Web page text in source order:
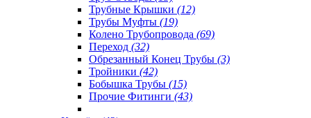
Трубные Крышки (12)
Трубы Муфты (19)
Колено Трубопровода (69)
Переход (32)
Обрезанный Конец Трубы (3)
Тройники (42)
Бобышка Трубы (15)
Прочие Фитинги (43)